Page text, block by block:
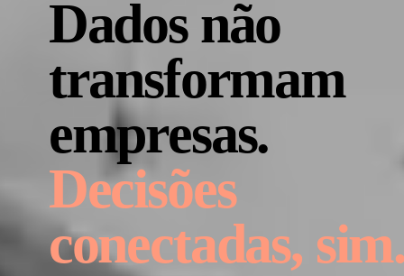
Dados não
transformam
empresas.
Decisões
conectadas,